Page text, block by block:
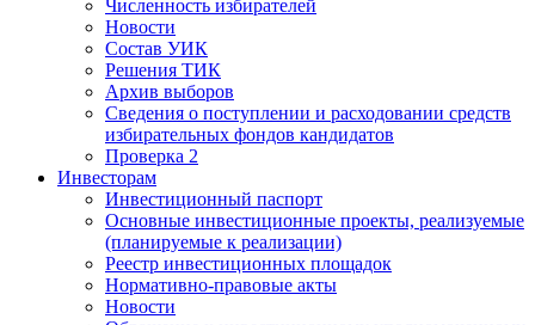
Численность избирателей
Новости
Состав УИК
Решения ТИК
Архив выборов
Сведения о поступлении и расходовании средств
избирательных фондов кандидатов
Проверка 2
Инвесторам
Инвестиционный паспорт
Основные инвестиционные проекты, реализуемые
(планируемые к реализации)
Реестр инвестиционных площадок
Нормативно-правовые акты
Новости